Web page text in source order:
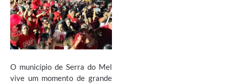
O município de Serra do Mel
vive um momento de grande